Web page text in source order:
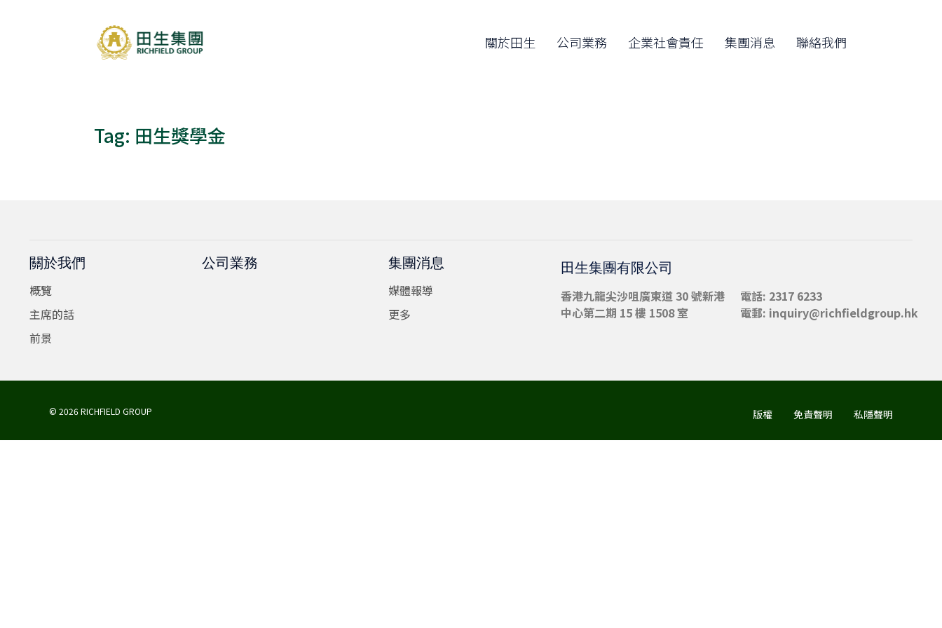
關於田生 公司業務 企業社會責任 集團消息 聯絡我們
Tag: 田生獎學金
關於我們
概覽
主席的話
前景
公司業務
集團消息
媒體報導
更多
田生集團有限公司
香港九龍尖沙咀廣東道 30 號新港
中心第二期 15 樓 1508 室
電話: 2317 6233
電郵: inquiry@richfieldgroup.hk
© 2026 RICHFIELD GROUP 版權 免責聲明 私隱聲明